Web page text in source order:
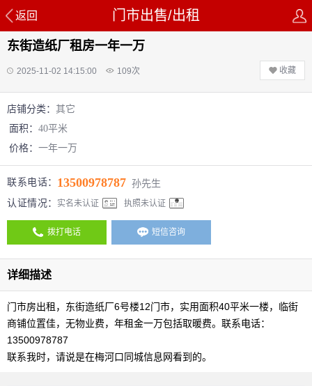
返回 门市出售/出租
东街造纸厂租房一年一万
2025-11-02 14:15:00 109次 收藏
店铺分类： 其它
面积： 40平米
价格： 一年一万
联系电话： 13500978787 孙先生
认证情况：
实名未认证 执照未认证
拨打电话 短信咨询
详细描述
门市房出租，东街造纸厂6号楼12门市，实用面积40平米一楼，临街
商铺位置佳，无物业费，年租金一万包括取暖费。联系电话：
13500978787
联系我时，请说是在梅河口同城信息网看到的。